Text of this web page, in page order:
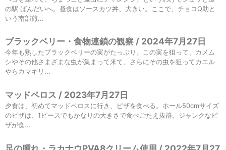
の駅 ばんだいへ。昼食はソースカツ丼、大きい。ここで、チョコQ助と
いう南部煎...
ブラックベリー・食物連鎖の観察 / 2024年7月27日
今年も熟したブラックベリーの実がたっぷり。この実を狙って、カメム
シやその他さまざまな虫が集まって来て、さらにその虫を狙ってカエル
やらカマキリ...
マッドペロス / 2023年7月27日
夕食は、初めてマッドペロスに行き、ピザを食べる。ホール50cmサイズ
のピザは、1ピースでもかなりの大きさで食べごたえ抜群。ジャンクなピ
ザが食...